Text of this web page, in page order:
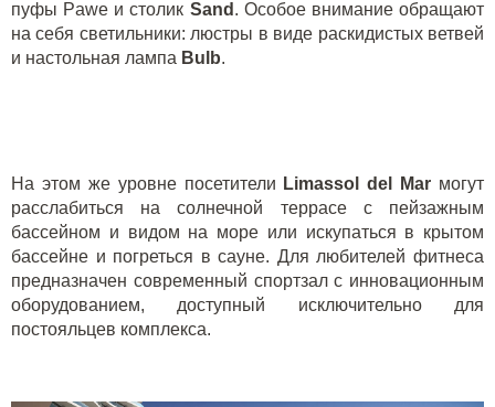
пуфы Pawe и столик Sand . Особое внимание обращают
на себя светильники: люстры в виде раскидистых ветвей
и настольная лампа Bulb.
На этом же уровне посетители Limassol del Mar могут
расслабиться на солнечной террасе с пейзажным
бассейном и видом на море или искупаться в крытом
бассейне и погреться в сауне. Для любителей фитнеса
предназначен современный спортзал с инновационным
оборудованием, доступный исключительно для
постояльцев комплекса.